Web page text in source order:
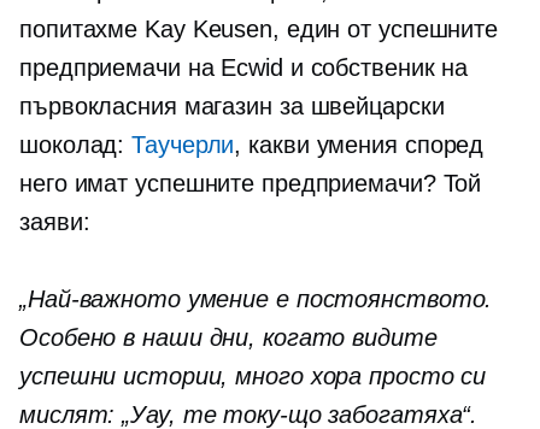
попитахме Kay Keusen, един от успешните
предприемачи на Ecwid и собственик на
първокласния магазин за швейцарски
шоколад:Таучерли, какви умения според
него имат успешните предприемачи? Той
заяви:
„Най-важното умение е постоянството.
Особено в наши дни, когато видите
успешни истории, много хора просто си
мислят: „Уау, те току-що забогатяха“.